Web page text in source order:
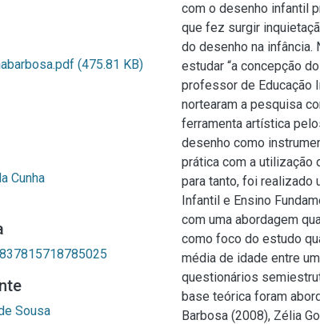
(475.81 KB)
Cunha
Sousa
com o desenho infantil
que fez surgir
do desenho na
estudar “a concepção
professor de Educação
nortearam a pesquisa
ferramenta artística
desenho como
prática com a utilização
para tanto, foi realizado
Infantil e Ensino
com uma abordagem
como foco do estudo
média de idade entre
questionários
base teórica foram
Barbosa (2008), Zélia